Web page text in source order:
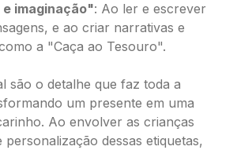
imaginação": Ao ler e escrever
e ao criar narrativas e
a "Caça ao Tesouro".
são o detalhe que faz toda a
um presente em uma
Ao envolver as crianças
dessas etiquetas,